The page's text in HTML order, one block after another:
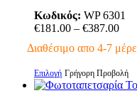
επιλογές
μπορούν
επιλεγούν
σελίδα
του
Κωδικός: WP 6301
€181.00 – €387.00Price
Διαθέσιμο απο 4-7
Επιλογή Αυτό
το
Γρήγορη Προβολή